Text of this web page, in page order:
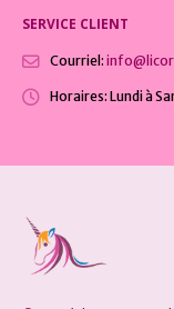
SERVICE CLIENT
Courriel:
Horaires: Lundi à